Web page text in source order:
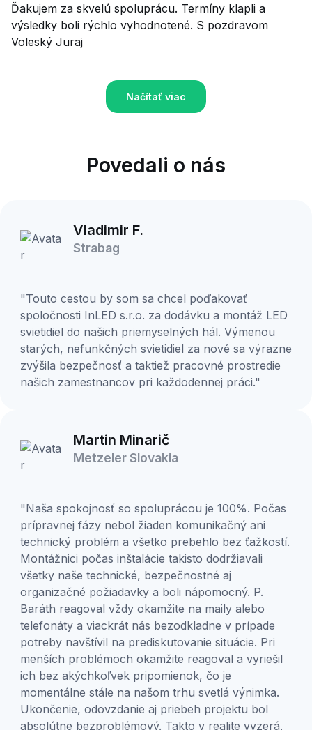
Ďakujem za skvelú spoluprácu. Termíny klapli a
výsledky boli rýchlo vyhodnotené. S pozdravom
Voleský Juraj
Načítať viac
Povedali o nás
Vladimir F.
Strabag
"Touto cestou by som sa chcel poďakovať
spoločnosti InLED s.r.o. za dodávku a montáž LED
svietidiel do našich priemyselných hál. Výmenou
starých, nefunkčných svietidiel za nové sa výrazne
zvýšila bezpečnosť a taktiež pracovné prostredie
našich zamestnancov pri každodennej práci."
Martin Minarič
Metzeler Slovakia
"Naša spokojnosť so spoluprácou je 100%. Počas
prípravnej fázy nebol žiaden komunikačný ani
technický problém a všetko prebehlo bez ťažkostí.
Montážnici počas inštalácie takisto dodržiavali
všetky naše technické, bezpečnostné aj
organizačné požiadavky a boli nápomocný. P.
Baráth reagoval vždy okamžite na maily alebo
telefonáty a viackrát nás bezodkladne v prípade
potreby navštívil na prediskutovanie situácie. Pri
menších problémoch okamžite reagoval a vyriešil
ich bez akýchkoľvek pripomienok, čo je
momentálne stále na našom trhu svetlá výnimka.
Ukončenie, odovzdanie aj priebeh projektu bol
absolútne bezproblémový. Takto v realite vyzerá,